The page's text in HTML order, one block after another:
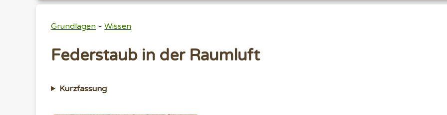
Grundlagen - Wissen
Federstaub in der Raumluft
Kurzfassung